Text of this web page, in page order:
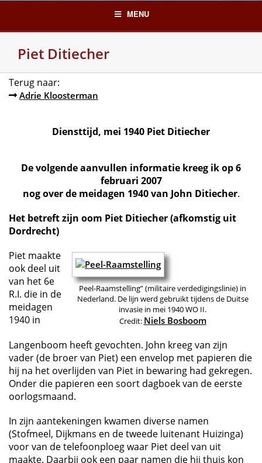
content
MENU
Piet Ditiecher
Terug naar:
Adrie Kloosterman
Diensttijd, mei 1940 Piet Ditiecher
De volgende aanvullen informatie kreeg ik op 6
februari 2007
nog over de meidagen 1940 van John Ditiecher.
Het betreft zijn oom Piet Ditiecher (afkomstig uit
Dordrecht)
Peel-Raamstelling” (militaire verdedigingslinie) in
Nederland. De lijn werd gebruikt tijdens de Duitse
invasie in mei 1940 WO II.
Credit: Niels Bosboom
Piet maakte
ook deel uit
van het 6e
R.I. die in de
meidagen
1940 in
Langenboom heeft gevochten. John kreeg van zijn
vader (de broer van Piet) een envelop met papieren die
hij na het overlijden van Piet in bewaring had gekregen.
Onder die papieren een soort dagboek van de eerste
oorlogsmaand.
In zijn aantekeningen kwamen diverse namen
(Stofmeel, Dijkmans en de tweede luitenant Huizinga)
voor van de telefoonploeg waar Piet deel van uit
maakte. Daarbij ook een paar namen die hij thuis kon